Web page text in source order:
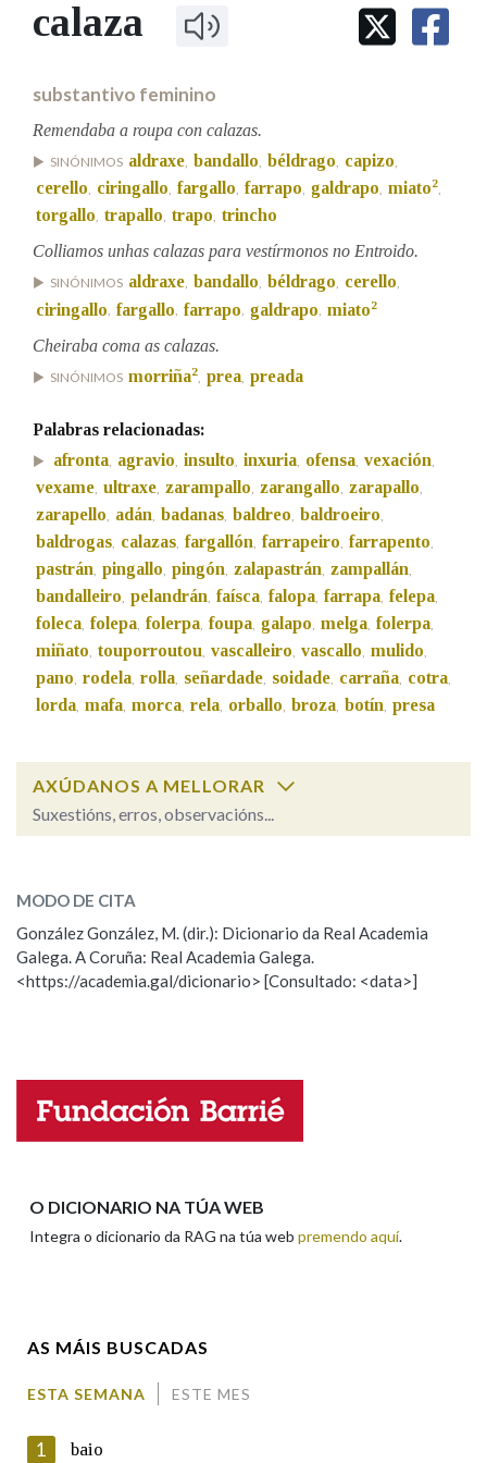
IDENTIDADE CORPORATIVA
MARCIAL DEL ADALID
FIGURAS HOMENAXEADAS
PRIMAVERA DAS LETRAS
PORTAL DAS PALABRAS
Facebook
TwitterYoutubeInstagram
Bluesky
BUSCAR NOS LEMAS
Remata por
BUSCAR NO CONTIDO
Nas definicións
Nos exemplos
Na fraseoloxía
OUTRAS OPCIÓNS DE BUSCA
Marcas gramaticais
Pertence a
calaza
substantivo feminino
Remendaba a roupa con calazas.
SINÓNIMOS aldraxe, bandallo, béldrago, capizo,
cerello, ciringallo, fargallo, farrapo, galdrapo, miato2,
torgallo, trapallo, trapo, trincho
Colliamos unhas calazas para vestírmonos no Entroido.
SINÓNIMOS aldraxe, bandallo, béldrago, cerello,
ciringallo, fargallo, farrapo, galdrapo, miato2
Cheiraba coma as calazas.
SINÓNIMOS morriña2, prea, preada
Palabras relacionadas:
afronta, agravio, insulto, inxuria, ofensa, vexación,
vexame, ultraxe, zarampallo, zarangallo, zarapallo,
zarapello, adán, badanas, baldreo, baldroeiro,
baldrogas, calazas, fargallón, farrapeiro, farrapento,
pastrán, pingallo, pingón, zalapastrán, zampallán,
bandalleiro, pelandrán, faísca, falopa, farrapa, felepa,
foleca, folepa, folerpa, foupa, galapo, melga, folerpa,
miñato, touporroutou, vascalleiro, vascallo, mulido,
pano, rodela, rolla, señardade, soidade, carraña, cotra,
lorda, mafa, morca, rela, orballo, broza, botín, presa
AXÚDANOS A MELLORAR
Suxestións, erros, observacións...
ESCOLLE UNHA OPCIÓN:
Observación Hai un erro na palabra
Propoño mellorar a definición
Nome
MODO DE CITA
González González, M. (dir.): Dicionario da Real Academia
Galega. A Coruña: Real Academia Galega.
<https://academia.gal/dicionario> [Consultado: <data>]
O DICIONARIO NA TÚA WEB
Integra o dicionario da RAG na túa web premendo aquí.
AS MÁIS BUSCADAS
ESTA SEMANA ESTE MES
1 baio